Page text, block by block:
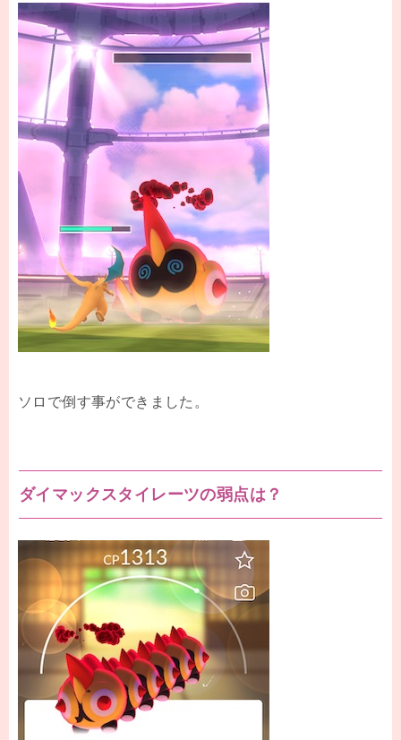
ソロで倒す事ができました。
ダイマックスタイレーツの弱点は？